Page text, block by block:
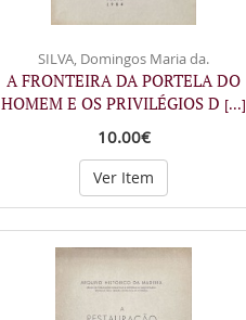
SILVA, Domingos Maria da.
A FRONTEIRA DA PORTELA DO
HOMEM E OS PRIVILÉGIOS D [...]
10.00€
Ver Item